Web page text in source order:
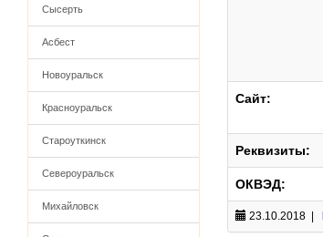
Сысерть
Асбест
Новоуральск
Красноуральск
Староуткинск
Североуральск
Михайловск
Сайт:
Реквизиты:
ОКВЭД:
23.10.2018 |